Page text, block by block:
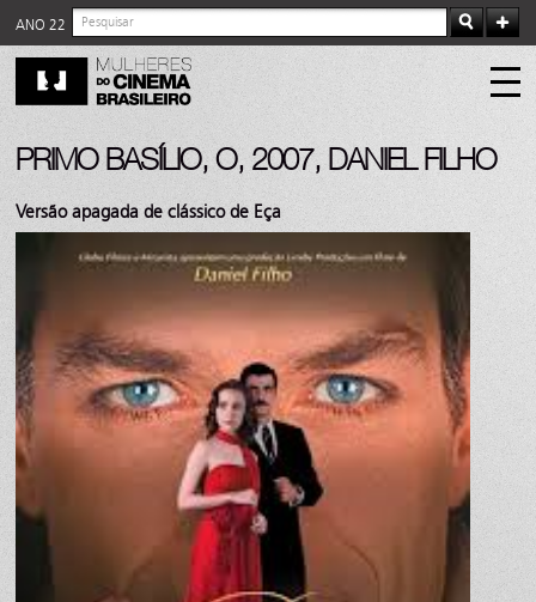
ANO 22
PRIMO BASÍLIO, O, 2007, DANIEL FILHO
Versão apagada de clássico de Eça